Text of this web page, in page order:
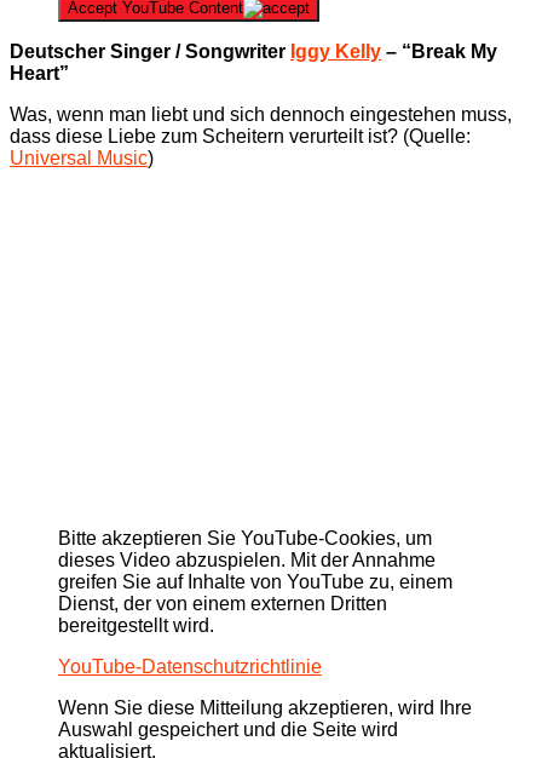
Accept YouTube Content
Deutscher Singer / Songwriter Iggy Kelly – “Break My
Heart”
Was, wenn man liebt und sich dennoch eingestehen muss,
dass diese Liebe zum Scheitern verurteilt ist? (Quelle:
Universal Music)
Bitte akzeptieren Sie YouTube-Cookies, um
dieses Video abzuspielen. Mit der Annahme
greifen Sie auf Inhalte von YouTube zu, einem
Dienst, der von einem externen Dritten
bereitgestellt wird.
YouTube-Datenschutzrichtlinie
Wenn Sie diese Mitteilung akzeptieren, wird Ihre
Auswahl gespeichert und die Seite wird
aktualisiert.